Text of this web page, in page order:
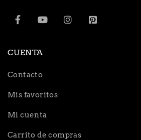
CUENTA
Contacto
Mis favoritos
Mi cuenta
Carrito de compras